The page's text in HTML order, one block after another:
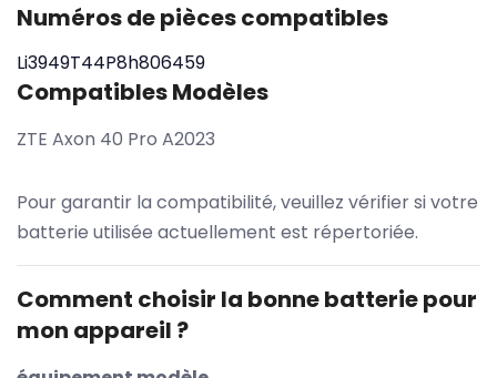
Numéros de pièces compatibles
Li3949T44P8h806459
Compatibles Modèles
ZTE Axon 40 Pro A2023
Pour garantir la compatibilité, veuillez vérifier si votre
batterie utilisée actuellement est répertoriée.
Comment choisir la bonne batterie pour
mon appareil ?